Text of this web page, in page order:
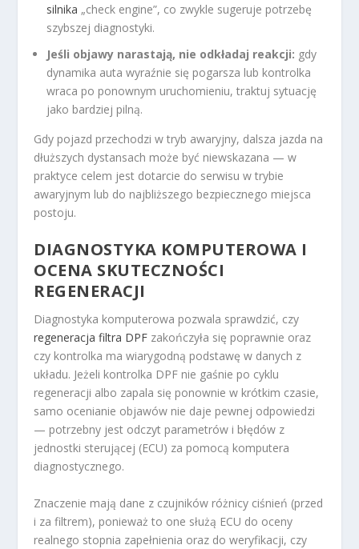
silnika „check engine”, co zwykle sugeruje potrzebę
szybszej diagnostyki.
Jeśli objawy narastają, nie odkładaj reakcji: gdy
dynamika auta wyraźnie się pogarsza lub kontrolka
wraca po ponownym uruchomieniu, traktuj sytuację
jako bardziej pilną.
Gdy pojazd przechodzi w tryb awaryjny, dalsza jazda na
dłuższych dystansach może być niewskazana — w
praktyce celem jest dotarcie do serwisu w trybie
awaryjnym lub do najbliższego bezpiecznego miejsca
postoju.
DIAGNOSTYKA KOMPUTEROWA I
OCENA SKUTECZNOŚCI
REGENERACJI
Diagnostyka komputerowa pozwala sprawdzić, czy
regeneracja filtra DPF zakończyła się poprawnie oraz
czy kontrolka ma wiarygodną podstawę w danych z
układu. Jeżeli kontrolka DPF nie gaśnie po cyklu
regeneracji albo zapala się ponownie w krótkim czasie,
samo ocenianie objawów nie daje pewnej odpowiedzi
— potrzebny jest odczyt parametrów i błędów z
jednostki sterującej (ECU) za pomocą komputera
diagnostycznego.
Znaczenie mają dane z czujników różnicy ciśnień (przed
i za filtrem), ponieważ to one służą ECU do oceny
realnego stopnia zapełnienia oraz do weryfikacji, czy